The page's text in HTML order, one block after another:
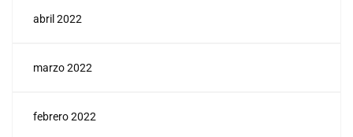
abril 2022
marzo 2022
febrero 2022